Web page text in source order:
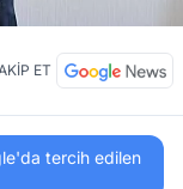
ET
tercih edilen